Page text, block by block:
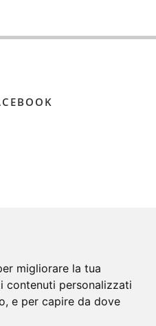
migliorare la tua
contenuti personalizzati
e per capire da dove